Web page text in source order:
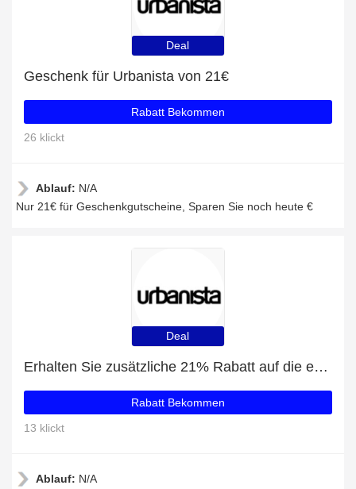
Deal
Geschenk für Urbanista von 21€
Rabatt Bekommen
26 klickt
Ablauf: N/A
Nur 21€ für Geschenkgutscheine, Sparen Sie noch heute €
Deal
Erhalten Sie zusätzliche 21% Rabatt auf die erste Bestellung
Rabatt Bekommen
13 klickt
Ablauf: N/A